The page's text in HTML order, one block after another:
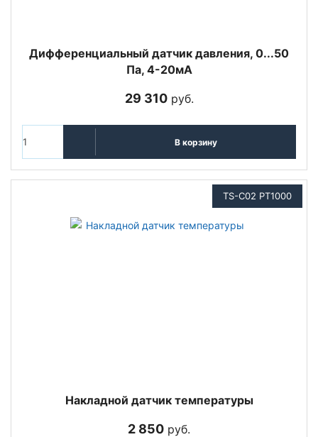
Дифференциальный датчик давления, 0...50
Па, 4-20мА
29 310руб.
В корзину
TS-C02 PT1000
Накладной датчик температуры
2 850 руб.